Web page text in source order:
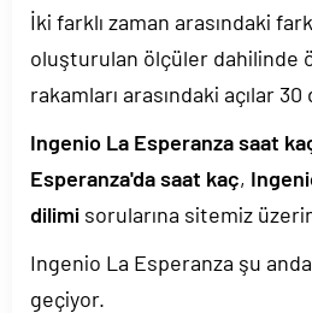
İki farklı zaman arasındaki
oluşturulan ölçüler dahilinde
rakamları arasındaki açılar
Ingenio La Esperanza saat
Esperanza'da saat kaç,
dilimi sorularına sitemiz
Ingenio La Esperanza şu
geçiyor.